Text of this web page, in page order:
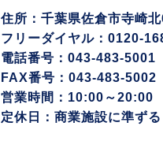
住所：千葉県佐倉市寺崎
フリーダイヤル：0120-
電話番号：043-483-5001
FAX番号：043-483-5002
営業時間：10:00～20:00
定休日：商業施設に準ずる